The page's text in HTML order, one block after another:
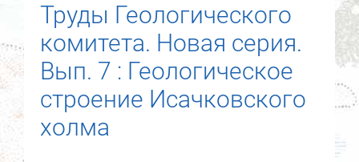
Электронный каталог
Новости
О нас
Найти
Труды Геологического
комитета. Новая серия.
Вып. 7 : Геологическое
строение Исачковского
холма